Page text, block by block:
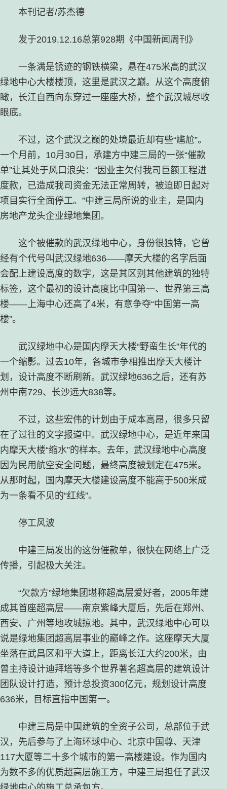
本刊记者/苏杰德
发于2019.12.16总第928期《中国新闻周刊》
一条满是锈迹的钢铁横梁，悬在475米高的武汉
绿地中心大楼楼顶，这里是武汉之巅。从这个高度俯
瞰，长江自西向东穿过一座座大桥，整个武汉城尽收
眼底。
不过，这个武汉之巅的处境最近却有些“尴尬”。
一个月前，10月30日，承建方中建三局的一张“催款
单”让其处于风口浪尖：“因业主欠付我司巨额工程进
度款，已造成我司资金无法正常周转，被迫即日起对
项目实行全面停工。”中建三局所说的业主，是国内
房地产龙头企业绿地集团。
这个被催款的武汉绿地中心，身份很独特，它曾
经有个代号叫武汉绿地636——摩天大楼的名字后面
会配上建设高度的数字，这是其区别其他建筑的独特
标签，这个最初的设计高度比中国第一、世界第三高
楼——上海中心还高了4米，有意争夺“中国第一高
楼”。
武汉绿地中心是国内摩天大楼“野蛮生长”年代的
一个缩影。过去10年，各城市争相推出摩天大楼计
划，设计高度不断刷新。武汉绿地636之后，还有苏
州中南729、长沙远大838等。
不过，这些宏伟的计划由于成本高昂，很多只留
在了过往的文字报道中。武汉绿地中心，是近年来国
内摩天大楼“缩水”的样本。去年，武汉绿地中心高度
因为民用航空安全问题，最终高度被划定在475米。
从那时起，国内摩天大楼建设高度不能高于500米成
为一条看不见的“红线”。
停工风波
中建三局发出的这份催款单，很快在网络上广泛
传播，引起极大关注。
“欠款方”绿地集团堪称超高层爱好者，2005年建
成其首座超高层——南京紫峰大厦后，先后在郑州、
西安、广州等地攻城掠地。其中，武汉绿地中心可以
说是绿地集团超高层事业的巅峰之作。这座摩天大厦
坐落在武昌区和平大道上，距离长江大约200米，由
曾主持设计迪拜塔等多个世界著名超高层的建筑设计
团队设计打造，预计总投资300亿元，规划设计高度
636米，目标直指中国第一。
中建三局是中国建筑的全资子公司，总部位于武
汉，先后参与了上海环球中心、北京中国尊、天津
117大厦等二十多个城市的第一高楼建设。作为国内
为数不多的优质超高层施工方，中建三局担任了武汉